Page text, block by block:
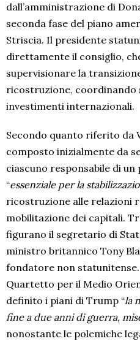
dall’amministrazione di
seconda fase del piano
Striscia. Il presidente
direttamente il consiglio,
supervisionare la
ricostruzione, coordinando
investimenti internazionali.
Secondo quanto riferito da
composto inizialmente da
ciascuno responsabile di
“essenziale per la
ricostruzione alle relazioni
mobilitazione dei capitali.
figurano il segretario di
ministro britannico Tony
fondatore non
Quartetto per il Medio
definito i piani di Trump “la
fine a due anni di guerra,
nonostante le polemiche